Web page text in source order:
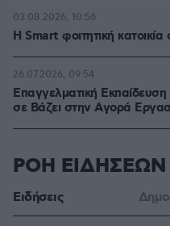
Η Smart φοιτητική
03.08.2026, 10:56
Επαγγελματική
σε Bάζει στην Aγορά
26.07.2026, 09:54
ΡΟΗ ΕΙΔΗΣΕΩΝ
Ειδήσεις